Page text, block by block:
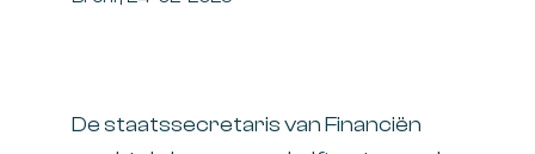
De staatssecretaris van Financiën